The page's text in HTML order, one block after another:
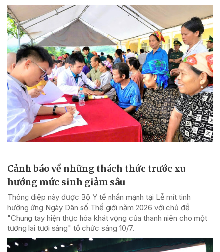
Cảnh báo về những thách thức trước xu
hướng mức sinh giảm sâu
Thông điệp này được Bộ Y tế nhấn mạnh tại Lễ mít tinh
hưởng ứng Ngày Dân số Thế giới năm 2026 với chủ đề
"Chung tay hiện thực hóa khát vọng của thanh niên cho một
tương lai tươi sáng" tổ chức sáng 10/7.